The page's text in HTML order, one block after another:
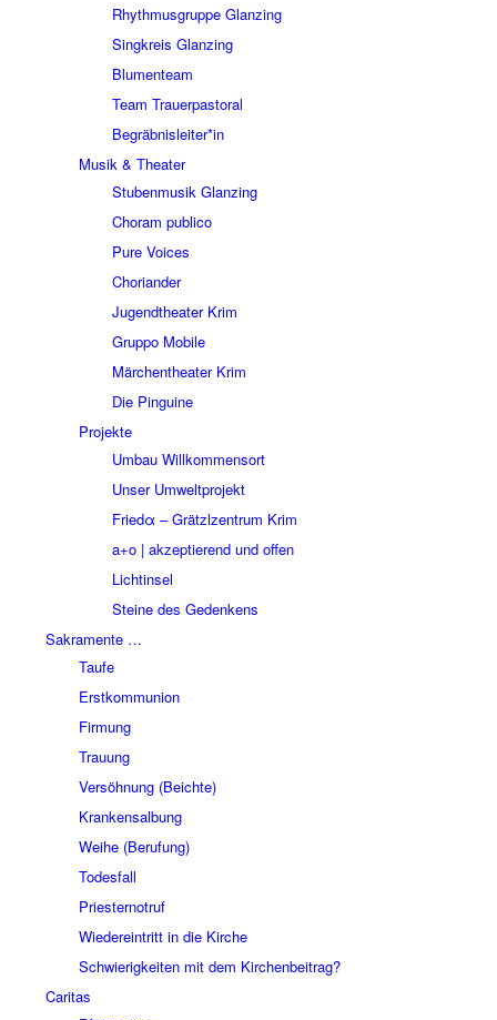
Rhythmusgruppe Glanzing
Singkreis Glanzing
Blumenteam
Team Trauerpastoral
Begräbnisleiter*in
Musik & Theater
Stubenmusik Glanzing
Choram publico
Pure Voices
Choriander
Jugendtheater Krim
Gruppo Mobile
Märchentheater Krim
Die Pinguine
Projekte
Umbau Willkommensort
Unser Umweltprojekt
Friedα – Grätzlzentrum Krim
a+o | akzeptierend und offen
Lichtinsel
Steine des Gedenkens
Sakramente …
Taufe
Erstkommunion
Firmung
Trauung
Versöhnung (Beichte)
Krankensalbung
Weihe (Berufung)
Todesfall
Priesternotruf
Wiedereintritt in die Kirche
Schwierigkeiten mit dem Kirchenbeitrag?
Caritas